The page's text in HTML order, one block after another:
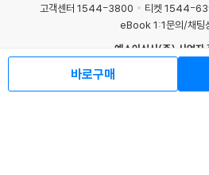
바로구매
고객센터 1544-3800 티켓 1544-
eBook 1:1문의/채팅
예스이십사(주) 사업자
이용약관
PC버전
회사소개